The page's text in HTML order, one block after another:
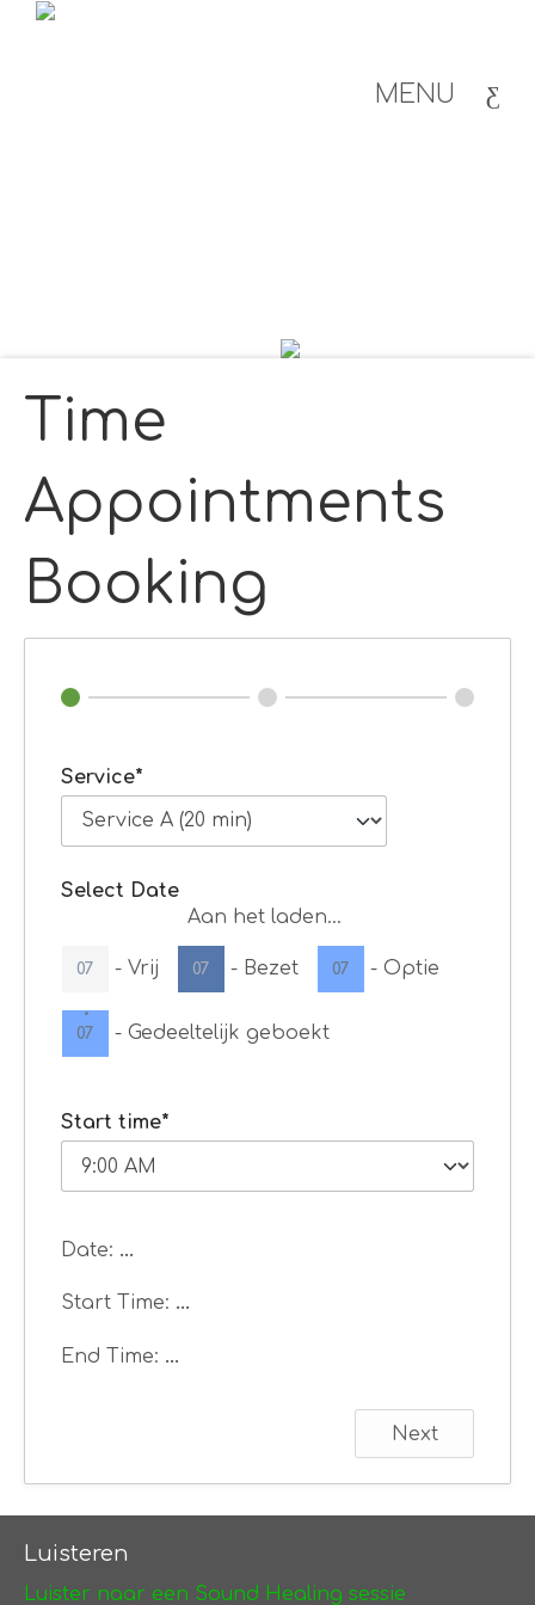
MENU
Time
Appointments
Booking
Service*
Select Date
Aan het laden...
07 - Vrij 07 - Bezet 07 - Optie
·
07 - Gedeeltelijk geboekt
Start time*
Date: ...
Start Time: ...
End Time: ...
Next
Luisteren
Luister naar een Sound Healing sessie